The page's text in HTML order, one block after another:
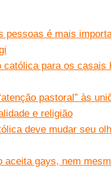
pessoas é mais
católica para os
pastoral” às
e religião
deve mudar seu
aceita gays, nem